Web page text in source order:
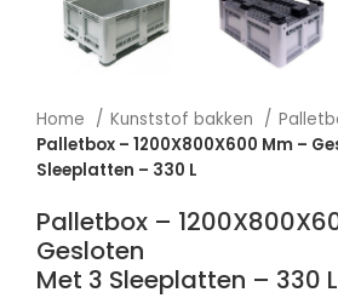
Home Kunststof bakken
Palletbox – 1200X800X600 Mm –
Sleeplatten – 330 L
Palletbox –
Gesloten
Met 3 Sleeplatten – 330 L